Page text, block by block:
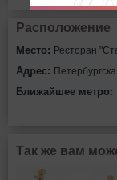
Расположение
Место: Ресторан
Адрес:
Ближайшее метро:
Так же вам